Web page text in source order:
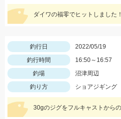
ダイワの福零でヒットしました！
釣行日
2022/05/19
釣行時間
16:50～16:57
釣場
沼津周辺
釣り方
ショアジギング